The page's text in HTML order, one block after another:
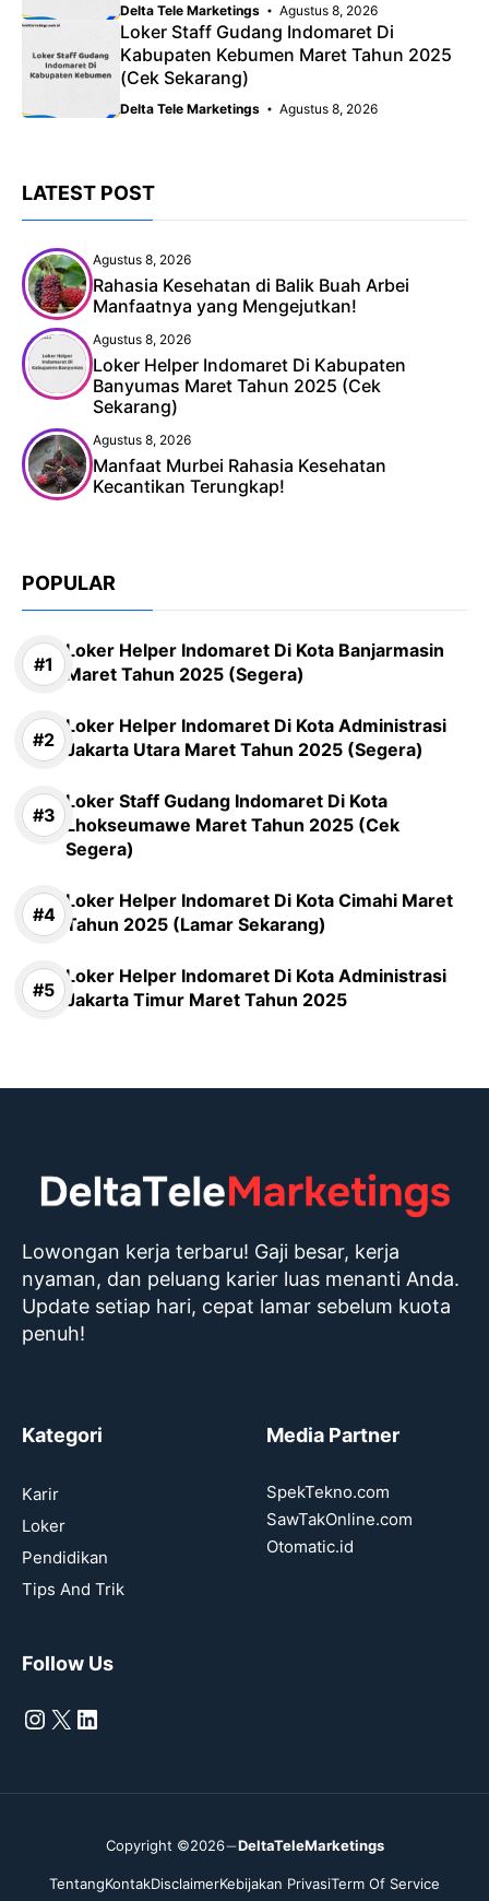
Delta Tele Marketings Agustus 8, 2026
Loker Staff Gudang Indomaret Di
Kabupaten Kebumen Maret Tahun 2025
(Cek Sekarang)
Delta Tele Marketings Agustus 8, 2026
LATEST POST
Agustus 8, 2026
Rahasia Kesehatan di Balik Buah Arbei
Manfaatnya yang Mengejutkan!
Agustus 8, 2026
Loker Helper Indomaret Di Kabupaten
Banyumas Maret Tahun 2025 (Cek
Sekarang)
Agustus 8, 2026
Manfaat Murbei Rahasia Kesehatan
Kecantikan Terungkap!
POPULAR
Loker Helper Indomaret Di Kota Banjarmasin
Maret Tahun 2025 (Segera)
Loker Helper Indomaret Di Kota Administrasi
Jakarta Utara Maret Tahun 2025 (Segera)
Loker Staff Gudang Indomaret Di Kota
Lhokseumawe Maret Tahun 2025 (Cek
Segera)
Loker Helper Indomaret Di Kota Cimahi Maret
Tahun 2025 (Lamar Sekarang)
Loker Helper Indomaret Di Kota Administrasi
Jakarta Timur Maret Tahun 2025
Lowongan kerja terbaru! Gaji besar, kerja
nyaman, dan peluang karier luas menanti Anda.
Update setiap hari, cepat lamar sebelum kuota
penuh!
Kategori
Karir
Loker
Pendidikan
Tips And Trik
Media Partner
SpekTekno.com
SawTakOnline.com
Otomatic.id
Follow Us
Instagram
X LinkedIn
Copyright ©2026 DeltaTeleMarketings
TentangKontakDisclaimerKebijakan PrivasiTerm Of Service